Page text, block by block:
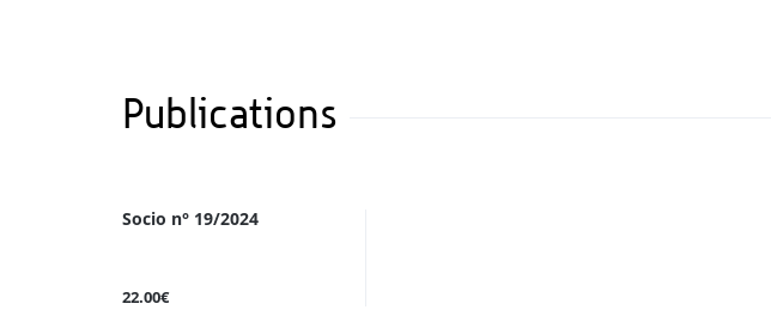
Publications
Socio n° 19/2024
22.00€